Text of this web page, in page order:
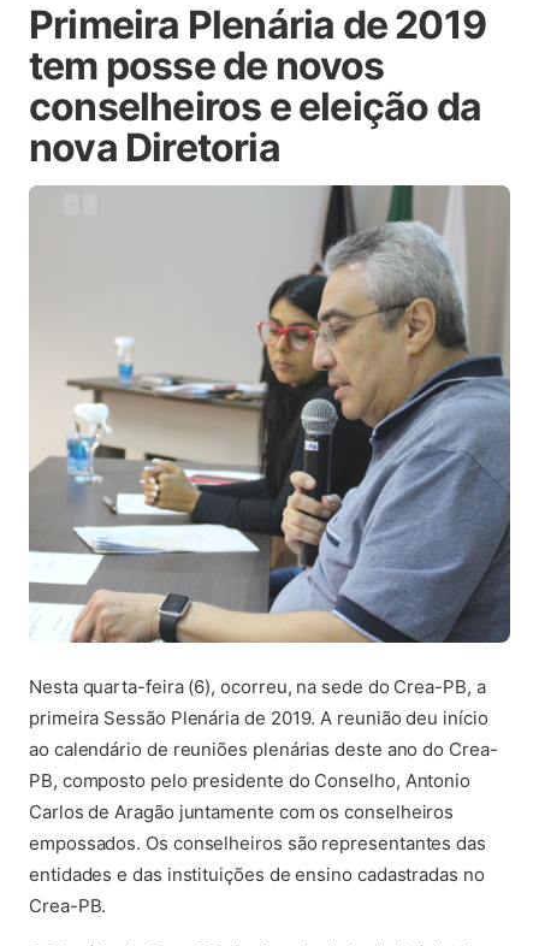
Primeira Plenária de 2019
tem posse de novos
conselheiros e eleição da
nova Diretoria
Nesta quarta-feira (6), ocorreu, na sede do Crea-PB, a
primeira Sessão Plenária de 2019. A reunião deu início
ao calendário de reuniões plenárias deste ano do Crea-
PB, composto pelo presidente do Conselho, Antonio
Carlos de Aragão juntamente com os conselheiros
empossados. Os conselheiros são representantes das
entidades e das instituições de ensino cadastradas no
Crea-PB.